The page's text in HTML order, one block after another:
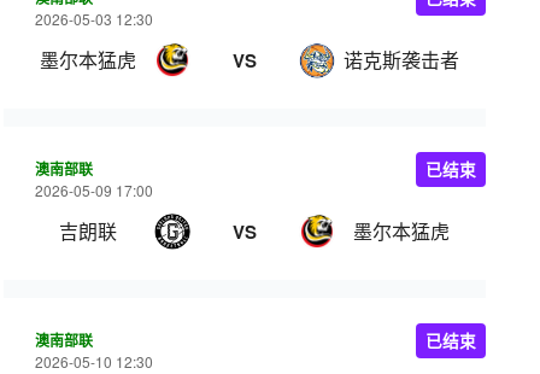
2026-05-03 12:30
墨尔本猛虎 VS 诺克斯袭击者
澳南部联
2026-05-09 17:00
吉朗联 VS 墨尔本猛虎
已结束
澳南部联
2026-05-10 12:30
已结束